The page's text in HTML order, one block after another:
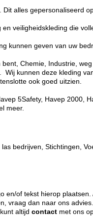
alles gepersonaliseerd
en veiligheidskleding die
kunnen geven van uw
Chemie, Industrie,
kunnen deze kleding
ook goed uitzien.
5Safety, Havep 2000,
meer.
bedrijven, Stichtingen,
of tekst hierop
vraag dan naar ons
altijd contact met ons